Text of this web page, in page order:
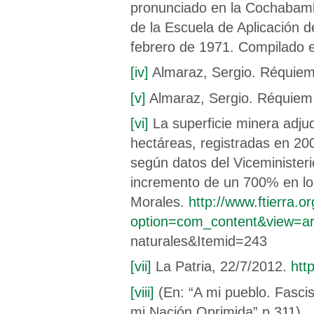
pronunciado en la
de la Escuela de Aplicación
febrero de 1971. Compilado
[iv] Almaraz, Sergio.
[v] Almaraz, Sergio.
[vi] La superficie minera
hectáreas, registradas en
según datos del
incremento de un 700% en
Morales. http://
naturales&Itemid=243
[vii] La Patria, 22/7/2012.
[viii] (En: “A mi pueblo.